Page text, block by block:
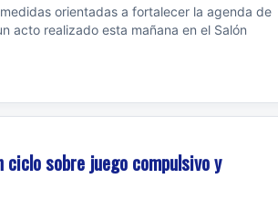
orientadas a fortalecer la agenda de
acto realizado esta mañana en el Salón
ciclo sobre juego compulsivo y